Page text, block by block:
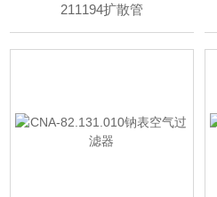
211194扩散管